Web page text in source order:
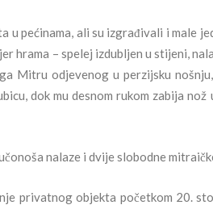
pećinama, ali su izgrađivali i male
hrama – spelej izdubljen u stijeni,
Mitru odjevenog u perzijsku
dok mu desnom rukom zabija nož
nalaze i dvije slobodne
privatnog objekta početkom 20.